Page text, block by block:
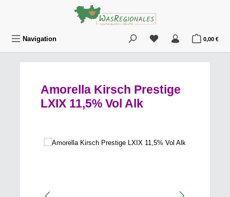
Zum Hauptinhalt springen
Navigation Du hast 0 Produkte
0,00 €
Amorella Kirsch Prestige
LXIX 11,5% Vol Alk
Bildergalerie überspringen